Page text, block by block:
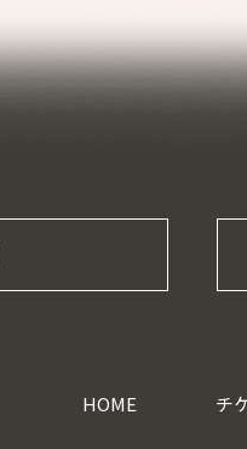
HOME チ